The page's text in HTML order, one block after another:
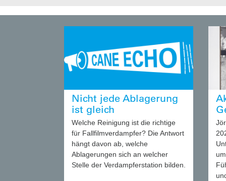
Nicht jede Ablagerung
ist gleich
Welche Reinigung ist die richtige
für Fallfilmverdampfer? Die Antwort
hängt davon ab, welche
Ablagerungen sich an welcher
Stelle der Verdampferstation bilden.